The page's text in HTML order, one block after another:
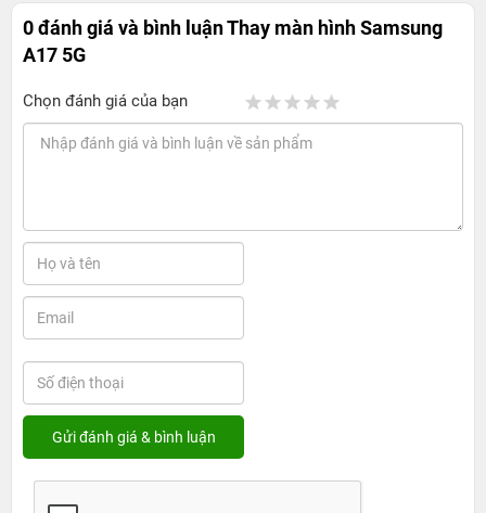
0 đánh giá và bình luậnThay màn hình Samsung
A17 5G
Chọn đánh giá của bạn